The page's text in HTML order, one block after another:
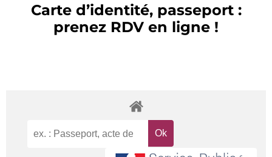
Carte d’identité, passeport :
prenez RDV en ligne !